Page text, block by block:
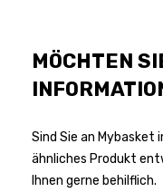
MÖCHTEN
Sind Sie an
ähnliches Produkt
Ihnen gerne behilflich.